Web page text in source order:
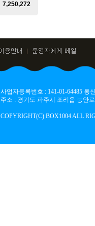
7,250,272
사업자등록번호 : 141-01-64485
주소 : 경기도 파주시 조리읍 능안
COPYRIGHT(C) BOX1004 ALL